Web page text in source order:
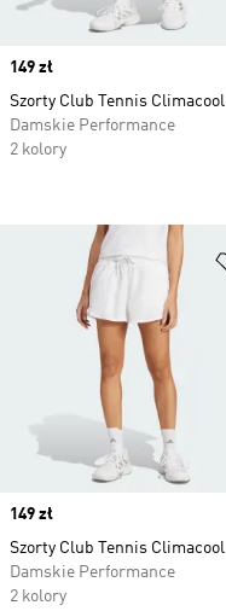
Price
149 zł
Szorty Club Tennis Climacool
Damskie Performance
2 kolory
Price
149 zł
Szorty Club Tennis Climacool
Damskie Performance
2 kolory